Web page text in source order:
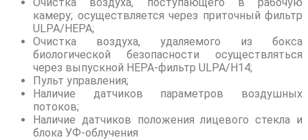
камеру; осуществляется через приточный фильтр
ULPA/НЕРА;
Очистка воздуха, удаляемого из бокса
биологической безопасности осуществляться
через выпускной НЕРА-фильтр ULPA/Н14;
Пульт управления;
Наличие датчиков параметров воздушных
потоков;
Наличие датчиков положения лицевого стекла и
блока УФ-облучения